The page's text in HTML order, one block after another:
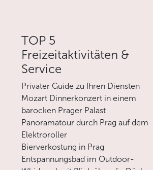
TOP 5
Freizeitaktivitäten &
Service
Privater Guide zu Ihren Diensten
Mozart Dinnerkonzert in einem
barocken Prager Palast
Panoramatour durch Prag auf dem
Elektroroller
Bierverkostung in Prag
Entspannungsbad im Outdoor-